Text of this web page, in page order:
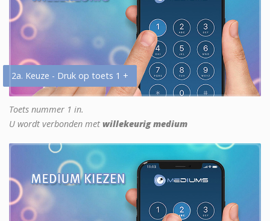
2a. Keuze - Druk op toets 1 +
Toets nummer 1 in.
U wordt verbonden met willekeurig medium